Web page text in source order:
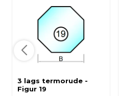
3 lags termorude -
Figur 19